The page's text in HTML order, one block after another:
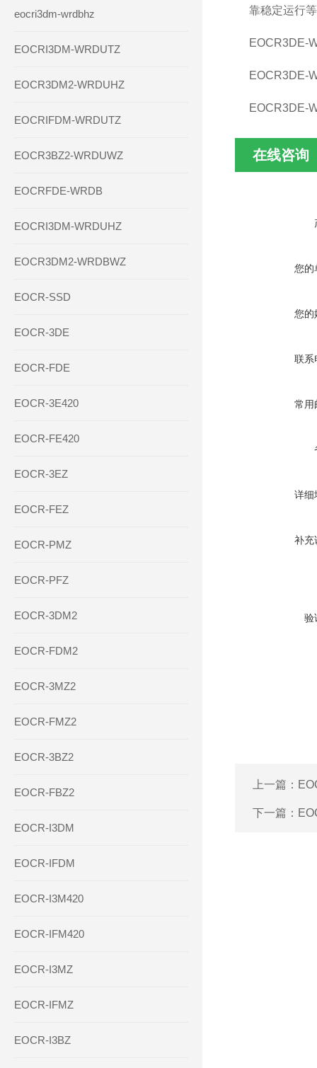
eocri3dm-wrdbhz
EOCRI3DM-WRDUTZ
EOCR3DM2-WRDUHZ
EOCRIFDM-WRDUTZ
EOCR3BZ2-WRDUWZ
EOCRFDE-WRDB
EOCRI3DM-WRDUHZ
EOCR3DM2-WRDBWZ
EOCR-SSD
EOCR-3DE
EOCR-FDE
EOCR-3E420
EOCR-FE420
EOCR-3EZ
EOCR-FEZ
EOCR-PMZ
EOCR-PFZ
EOCR-3DM2
EOCR-FDM2
EOCR-3MZ2
EOCR-FMZ2
EOCR-3BZ2
EOCR-FBZ2
EOCR-I3DM
EOCR-IFDM
EOCR-I3M420
EOCR-IFM420
EOCR-I3MZ
EOCR-IFMZ
EOCR-I3BZ
靠稳定运行
EOCR3DE-
EOCR3DE-
EOCR3DE-
在线咨询
您的
您的
联系
常用
详细
补充
验
上一篇：
下一篇：